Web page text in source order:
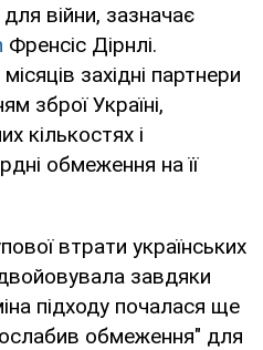
війни, зазначає
Френсіс Дірнлі.
західні партнери
зброї Україні,
кількостях і
обмеження на її
втрати українських
завдяки
підходу почалася ще
обмеження" для